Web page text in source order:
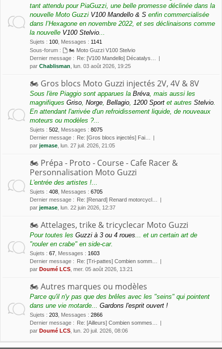
tant attendu pour PiaGuzzi, une belle promesse déclinée dans la
nouvelle Moto Guzzi V100 Mandello & S enfin commercialisée
dans l’Hexagone en novembre 2022, et ses déclinaisons comme
la nouvelle V100 Stelvio
Sujets : 100 Messages : 1141
Sous-forum :
🏍 Moto Guzzi V100 Stelvio
Dernier message : Re: [V100 Mandello] Décatalys…
par Chablisman , lun. 03 août 2026, 19:25
🏍 Gros blocs Moto Guzzi injectés 2V, 4V & 8V
Sous l'ère Piaggio sont apparues la Bréva , mais aussi les
magnifiques Griso Norge Bellagio 1200 Sport et autres Stelvio
En attendant l'arrivée d'un refroidissement liquide, de nouveaux
moteurs ou modèles ?...
Sujets : 502 Messages : 8075
Dernier message : Re: [Gros blocs injectés] Fai…
par jemase , lun. 27 juil. 2026, 21:05
🏍 Prépa - Proto - Course - Cafe Racer &
Personnalisation Moto Guzzi
L'entrée des artistes !...
Sujets : 408 Messages : 6705
Dernier message : Re: [Renard] Renard motorcycl…
par jemase , lun. 22 juin 2026, 12:37
🏍 Attelages, trike & tricyclecar Moto Guzzi
Pour toutes les Guzzi à 3 ou 4 roues ... et un certain art de
"rouler en crabe" en side-car.
Sujets : 67 Messages : 1603
Dernier message : Re: [Tri-pattes] Combien somm…
par Doumé LCS , mer. 05 août 2026, 13:21
🏍 Autres marques ou modèles
Parce qu'il n'y pas que des brêles avec les "seins" qui pointent
dans une vie motarde... Gardons l'esprit ouvert !
Sujets : 203 Messages : 2866
Dernier message : Re: [Ailleurs] Combien sommes…
par Doumé LCS , lun. 20 juil. 2026, 08:06